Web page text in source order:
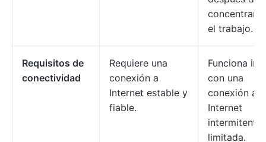
el trabajo.
Requisitos de
conectividad
Requiere una
conexión a
Internet estable y
fiable.
Funciona
con una
conexión a
Internet
intermitente
limitada.